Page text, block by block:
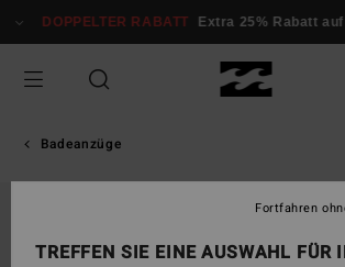
zur
springen
DOPPELTER RABATT Extra 25% Rabatt auf
Badeanzüge
TREFFEN SIE EINE AUSWAHL FÜR
Fortfahren